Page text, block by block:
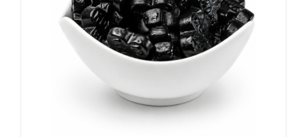
auf.
Die
Optionen
auf